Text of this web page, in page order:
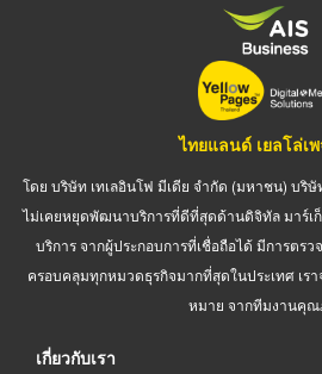
ไทยแลนด์ เยลโล่เพ
โดย บริษัท เทเลอินโฟ มีเดีย จำกัด (มหาชน) บริษั
ไม่เคยหยุดพัฒนาบริการที่ดีที่สุดด้านดิจิทัล มาร์เ
บริการ จากผู้ประกอบการที่เชื่อถือได้ มีการตร
ครอบคลุมทุกหมวดธุรกิจมากที่สุดในประเทศ เร
หมาย จากทีมงานคุ
เกี่ยวกับเรา